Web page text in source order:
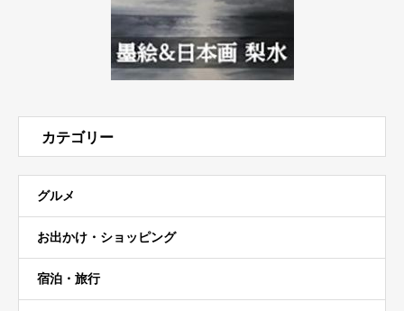
カテゴリー
グルメ
お出かけ・ショッピング
宿泊・旅行